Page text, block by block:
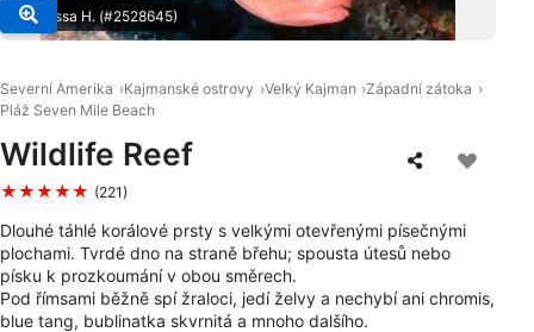
© Melissa H. (#2528645)
Severní Amerika Kajmanské ostrovy Velký Kajman Západní zátoka
Pláž Seven Mile Beach
Wildlife Reef
★★★★★ (221)
Dlouhé táhlé korálové prsty s velkými otevřenými písečnými
plochami. Tvrdé dno na straně břehu; spousta útesů nebo
písku k prozkoumání v obou směrech.
Pod římsami běžně spí žraloci, jedí želvy a nechybí ani chromis,
blue tang, bublinatka skvrnitá a mnoho dalšího.